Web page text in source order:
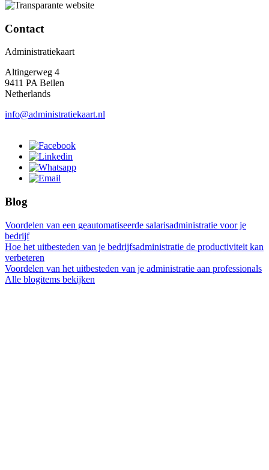
Contact
Administratiekaart
Altingerweg 4
9411 PA Beilen
Netherlands
info@administratiekaart.nl
Blog
Voordelen van een geautomatiseerde salarisadministratie voor je
bedrijf
Hoe het uitbesteden van je bedrijfsadministratie de productiviteit kan
verbeteren
Voordelen van het uitbesteden van je administratie aan professionals
Alle blogitems bekijken